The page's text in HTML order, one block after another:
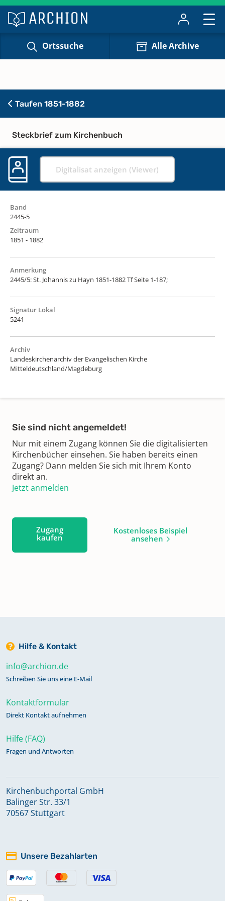
Ortssuche Alle Archive
Taufen 1851-1882
Steckbrief zum Kirchenbuch
Digitalisat anzeigen (Viewer)
Band
2445-5
Zeitraum
1851 - 1882
Anmerkung
2445/5: St. Johannis zu Hayn 1851-1882 Tf Seite 1-187;
Signatur Lokal
5241
Archiv
Landeskirchenarchiv der Evangelischen Kirche
Mitteldeutschland/Magdeburg
Sie sind nicht angemeldet!
Nur mit einem Zugang können Sie die digitalisierten
Kirchenbücher einsehen. Sie haben bereits einen
Zugang? Dann melden Sie sich mit Ihrem Konto
direkt an.
Jetzt anmelden
Zugang
kaufen
Kostenloses Beispiel
ansehen
Hilfe & Kontakt
info@archion.de
Schreiben Sie uns eine E-Mail
Kontaktformular
Direkt Kontakt aufnehmen
Hilfe (FAQ)
Fragen und Antworten
Kirchenbuchportal GmbH
Balinger Str. 33/1
70567 Stuttgart
Unsere Bezahlarten